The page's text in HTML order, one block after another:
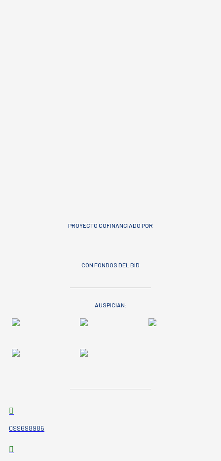
PROYECTO COFINANCIADO POR
CON FONDOS DEL BID
AUSPICIAN:
099698986